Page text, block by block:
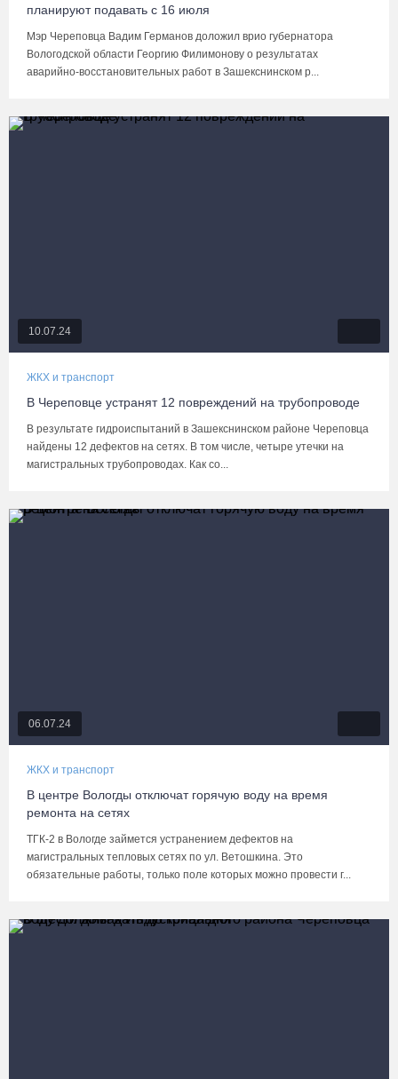
планируют подавать с 16 июля
Мэр Череповца Вадим Германов доложил врио губернатора
Вологодской области Георгию Филимонову о результатах
аварийно-восстановительных работ в Зашекснинском р...
10.07.24
ЖКХ и транспорт
В Череповце устранят 12 повреждений на трубопроводе
В результате гидроиспытаний в Зашекснинском районе Череповца
найдены 12 дефектов на сетях. В том числе, четыре утечки на
магистральных трубопроводах. Как со...
06.07.24
ЖКХ и транспорт
В центре Вологды отключат горячую воду на время
ремонта на сетях
ТГК-2 в Вологде займется устранением дефектов на
магистральных тепловых сетях по ул. Ветошкина. Это
обязательные работы, только поле которых можно провести г...